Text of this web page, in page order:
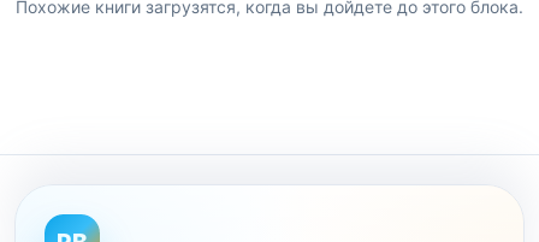
Похожие книги загрузятся, когда вы дойдете до этого блока.